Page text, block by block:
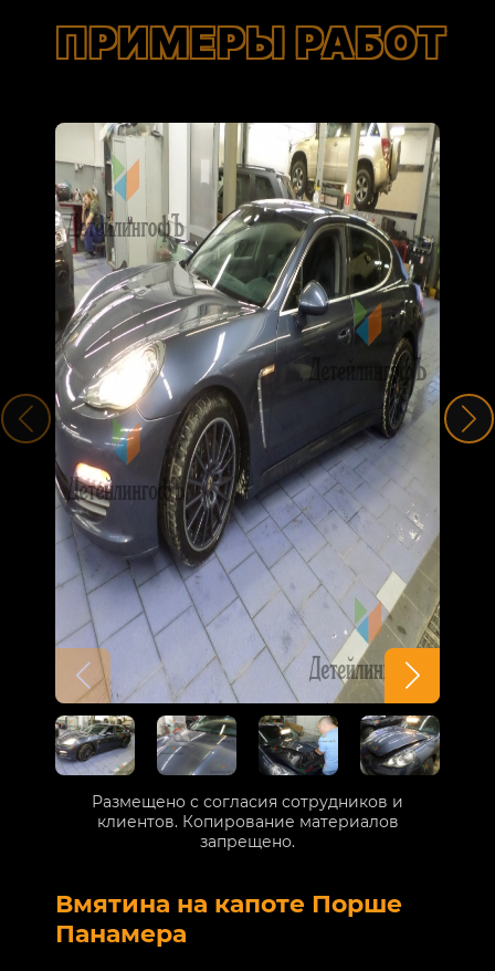
ПРИМЕРЫ РАБОТ
Вмятина на капоте Порше
Панамера
Размещено с согласия сотрудников и
клиентов. Копирование материалов
запрещено.